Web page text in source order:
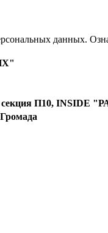
данных.
секция П10, INSIDE